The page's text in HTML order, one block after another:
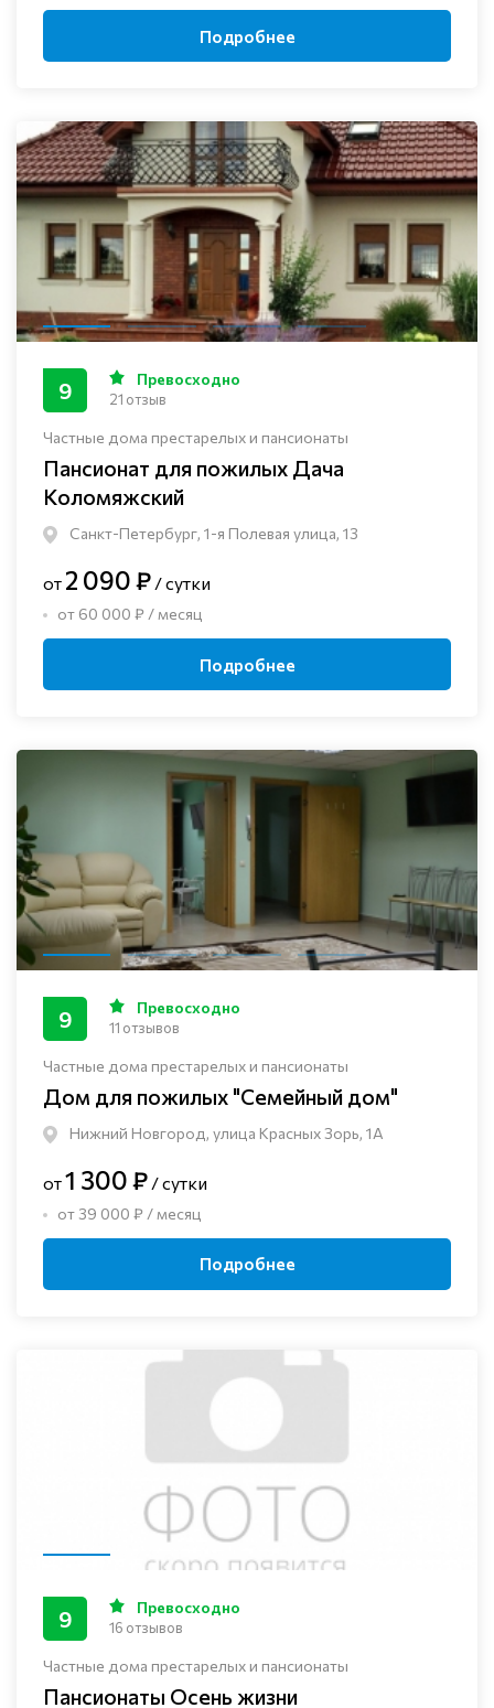
Подробнее
Частные дома престарелых и пансионаты
Пансионат для пожилых Дача
Коломяжский
Санкт-Петербург, 1-я Полевая улица, 13
9 Превосходно
21 отзыв
от 2 090 ₽ / сутки
от 60 000 ₽ / месяц
Подробнее
Частные дома престарелых и пансионаты
Дом для пожилых "Семейный дом"
Нижний Новгород, улица Красных Зорь, 1А
9 Превосходно
11 отзывов
от1 300 ₽ / сутки
от 39 000 ₽ / месяц
Подробнее
Частные дома престарелых и пансионаты
Пансионаты Осень жизни
9 Превосходно
16 отзывов